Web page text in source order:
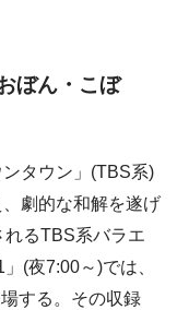
ぼん・こぼ
タウン」(TBS系)
劇的な和解を遂げ
るTBS系バラエ
(夜7:00～)では、
する。その収録